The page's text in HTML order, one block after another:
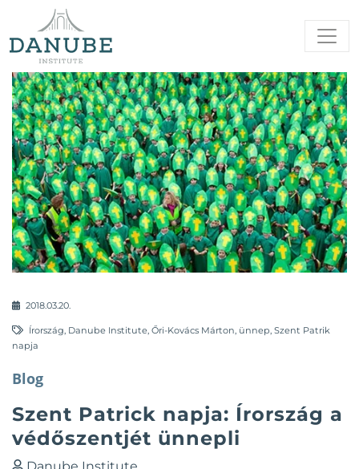
2018.03.20.
Írország, Danube Institute, Őri-Kovács Márton, ünnep, Szent Patrik
napja
Blog
Szent Patrick napja: Írország a
védőszentjét ünnepli